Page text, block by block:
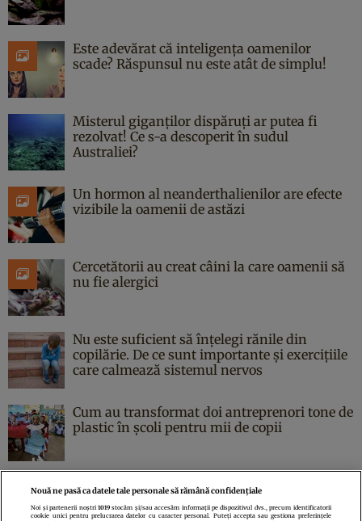
Este adevărat că inteligența oamenilor
scade? Răspunsul nu este atât de simplu!
Misterul giganților dispăruți ar putea fi
rezolvat! Ce s-a descoperit în sudul
Australiei?
Un hormon al neanderthalienilor are efecte
vizibile la oamenii de astăzi
Cercetătorii au creat câini la care oamenii să
nu fie alergici
Nu este suficient să înțelegi rănile din
copilărie. De ce sunt importante și exercițiile
care calmează sistemul nervos
Cum au transformat doi antreprenori tone de
plastic în școli pentru mii de copii
Nouă ne pasă ca datele tale personale să rămână confidențiale
Noi și partenerii noștri1019 stocăm și/sau accesăm informații pe dispozitivul dvs., precum identificatorii
cookie unici pentru prelucrarea datelor cu caracter personal. Puteți accepta sau gestiona preferințele